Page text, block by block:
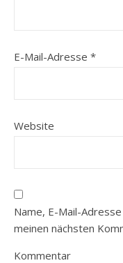
E-Mail-Adresse *
Website
Name, E-Mail-
meinen nächsten
Kommentar